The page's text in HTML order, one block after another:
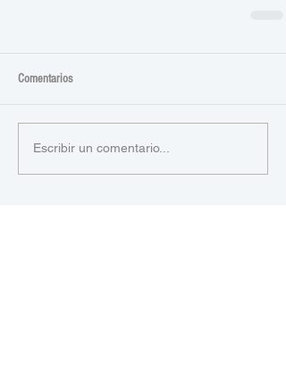
Comentarios
Escribir un comentario...